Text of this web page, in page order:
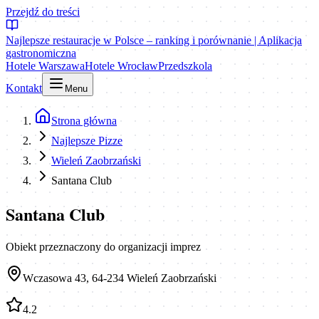
Przejdź do treści
Najlepsze restauracje w Polsce – ranking i porównanie | Aplikacja
gastronomiczna
Hotele WarszawaHotele WrocławPrzedszkola
Kontakt
Menu
Strona główna
Najlepsze Pizze
Wieleń Zaobrzański
Santana Club
Santana Club
Obiekt przeznaczony do organizacji imprez
Wczasowa 43, 64-234 Wieleń Zaobrzański
4.2